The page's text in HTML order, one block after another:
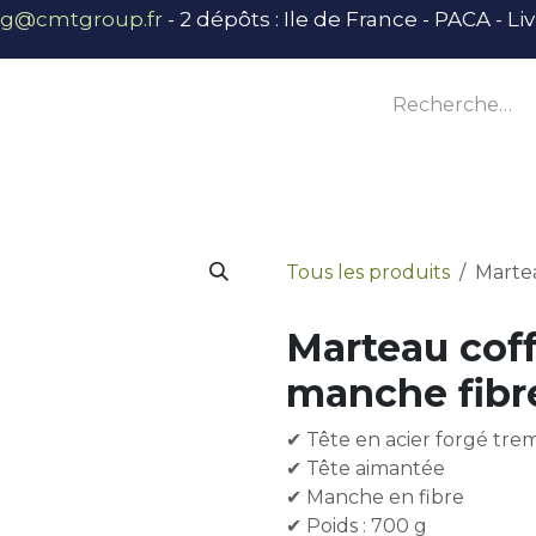
- 2 dépôts : Ile de France - PACA -
Tous les produits
Marteau
manche
✔ Tête en acier forgé
✔ Tête aimantée
✔ Manche en fibre
✔ Poids : 700 g